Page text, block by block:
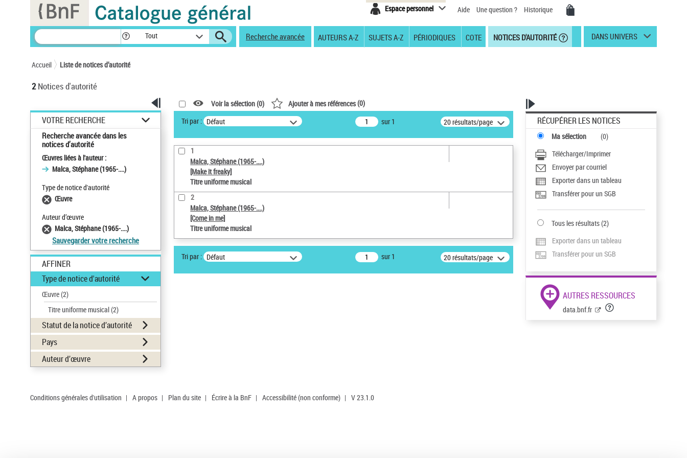
Espace personnel Aide Une question ? Historique
Tout Recherche avancée AUTEURS A-Z SUJETS A-Z PÉRIODIQUES COTE NOTICES D'AUTORITÉ DANS UNIVERS
Accueil Liste de notices d’autorité
2Notices d'autorité
VOTRE RECHERCHE
Recherche avancée dans les
notices d’autorité
Œuvres liées à l'auteur :
Malca, Stéphane (1965-....)
Type de notice d'autorité
Œuvre
Auteur d’œuvre
Malca, Stéphane (1965-....)
Sauvegarder votre recherche
AFFINER
Type de notice d'autorité
Œuvre(2)
Titre uniforme musical(2)
Statut de la notice d’autorité
Pays
Auteur d’œuvre
Voir la sélection (0) Ajouter à mes références(0)
Tri par : Défaut sur 1 20 résultats/page
1
Malca, Stéphane (1965-....)
[Make it freaky]
Titre uniforme musical
2
Malca, Stéphane (1965-....)
[Come in me]
Titre uniforme musical
Tri par : Défaut sur 1 20 résultats/page
RÉCUPÉRER LES NOTICES
Ma sélection (0)
Télécharger/Imprimer
Envoyer par courriel
Exporter dans un tableau
Transférer pour un SGB
Tous les résultats(2)
Exporter dans un tableau
Transférer pour un SGB
AUTRES RESSOURCES
data.bnf.fr
Conditions générales d'utilisation | A propos | Plan du site | Écrire à la BnF | Accessibilité (non conforme) | V 23.1.0
Panneau de gestion des cookies